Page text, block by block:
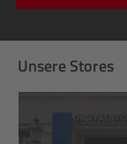
Unsere Stores